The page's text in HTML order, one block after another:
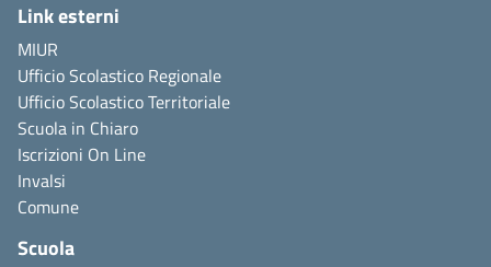
Link esterni
MIUR
Ufficio Scolastico Regionale
Ufficio Scolastico Territoriale
Scuola in Chiaro
Iscrizioni On Line
Invalsi
Comune
Scuola